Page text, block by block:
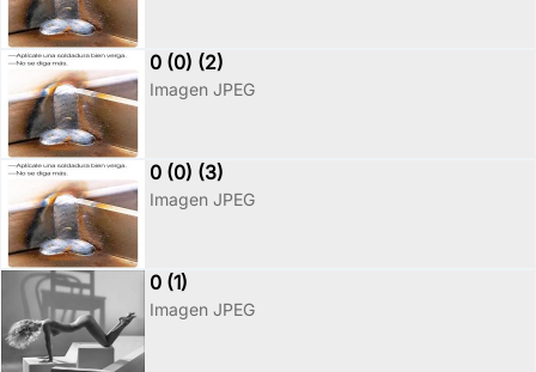
0 (0) (2)
Imagen JPEG
0 (0) (3)
Imagen JPEG
0 (1)
Imagen JPEG